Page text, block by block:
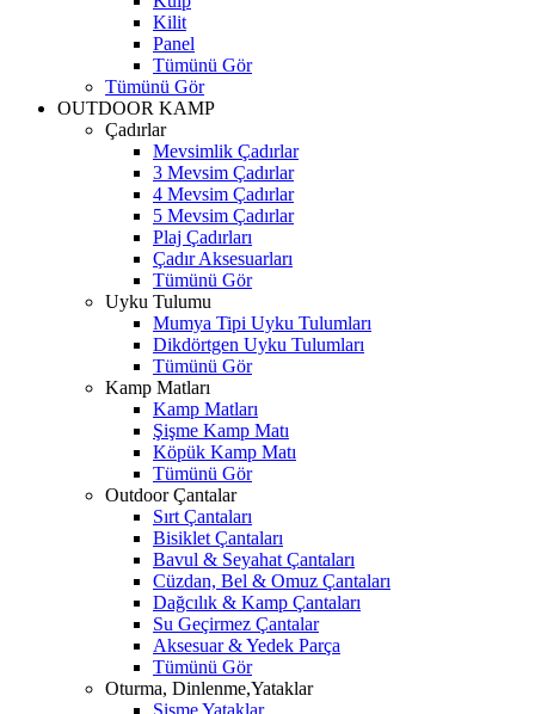
Kilit
Panel
Tümünü Gör
Tümünü Gör
OUTDOOR KAMP
Çadırlar
Mevsimlik Çadırlar
3 Mevsim Çadırlar
4 Mevsim Çadırlar
5 Mevsim Çadırlar
Plaj Çadırları
Çadır Aksesuarları
Tümünü Gör
Uyku Tulumu
Mumya Tipi Uyku Tulumları
Dikdörtgen Uyku Tulumları
Tümünü Gör
Kamp Matları
Kamp Matları
Şişme Kamp Matı
Köpük Kamp Matı
Tümünü Gör
Outdoor Çantalar
Sırt Çantaları
Bisiklet Çantaları
Bavul & Seyahat Çantaları
Cüzdan, Bel & Omuz Çantaları
Dağcılık & Kamp Çantaları
Su Geçirmez Çantalar
Aksesuar & Yedek Parça
Tümünü Gör
Oturma, Dinlenme,Yataklar
Şişme Yataklar